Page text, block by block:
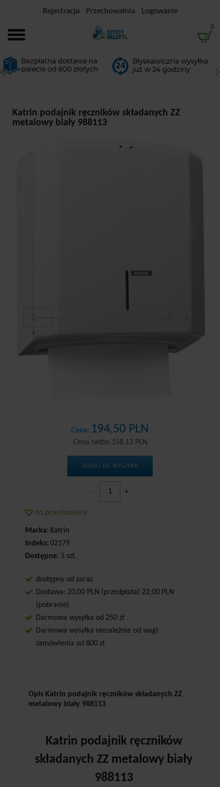
Rejestracja Przechowalnia Logowanie
0
Katrin podajnik ręczników składanych ZZ
metalowy biały 988113
Cena: 194,50 PLN
Cena netto: 158,13 PLN
DODAJ DO KOSZYKA
- +
do przechowalni
Marka: Katrin
Indeks: 02179
Dostępne: 3 szt.
dostępny od zaraz
Dostawa: 20,00 PLN (przedpłata) 22,00 PLN
(pobranie)
Darmowa wysyłka od 250 zł
Darmowa wysyłka niezależnie od wagi
zamówienia od 800 zł
Opis Katrin podajnik ręczników składanych ZZ
metalowy biały 988113
Katrin podajnik ręczników
składanych ZZ metalowy biały
988113